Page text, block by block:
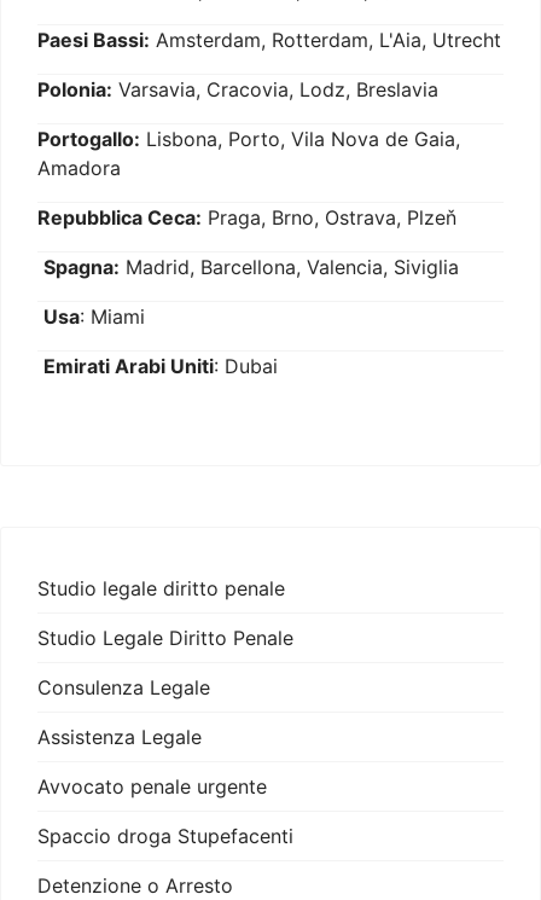
Paesi Bassi: Amsterdam, Rotterdam, L'Aia, Utrecht
Polonia: Varsavia, Cracovia, Lodz, Breslavia
Portogallo: Lisbona, Porto, Vila Nova de Gaia,
Amadora
Repubblica Ceca: Praga, Brno, Ostrava, Plzeň
Spagna: Madrid, Barcellona, Valencia, Siviglia
Usa: Miami
Emirati Arabi Uniti: Dubai
Studio legale diritto penale
Studio Legale Diritto Penale
Consulenza Legale
Assistenza Legale
Avvocato penale urgente
Spaccio droga Stupefacenti
Detenzione o Arresto